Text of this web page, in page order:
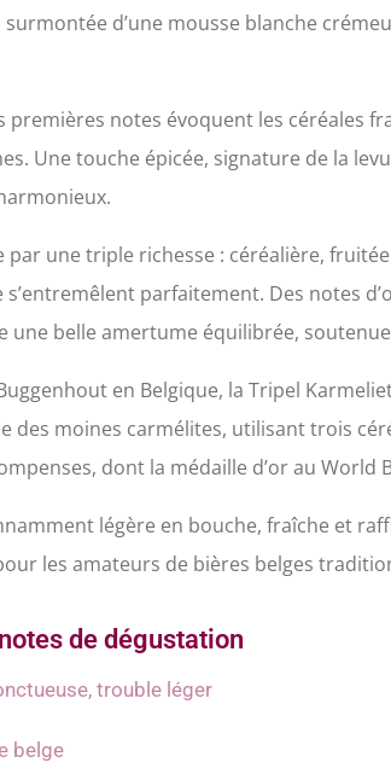
d’une mousse blanche
premières notes évoquent les céréales
Une touche épicée, signature de la
une triple richesse : céréalière,
s’entremêlent parfaitement. Des notes
une belle amertume équilibrée,
en Belgique, la Tripel
moines carmélites, utilisant trois
dont la médaille d’or au World
légère en bouche, fraîche et
les amateurs de bières belges
de dégustation
trouble léger
belge